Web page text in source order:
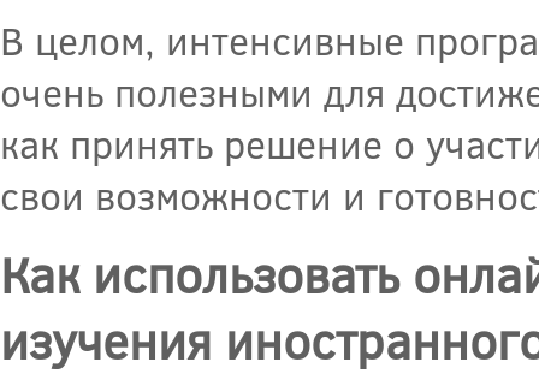
В целом, интенсивные
очень полезными для
как принять решение о
свои возможности и
Как использовать
изучения